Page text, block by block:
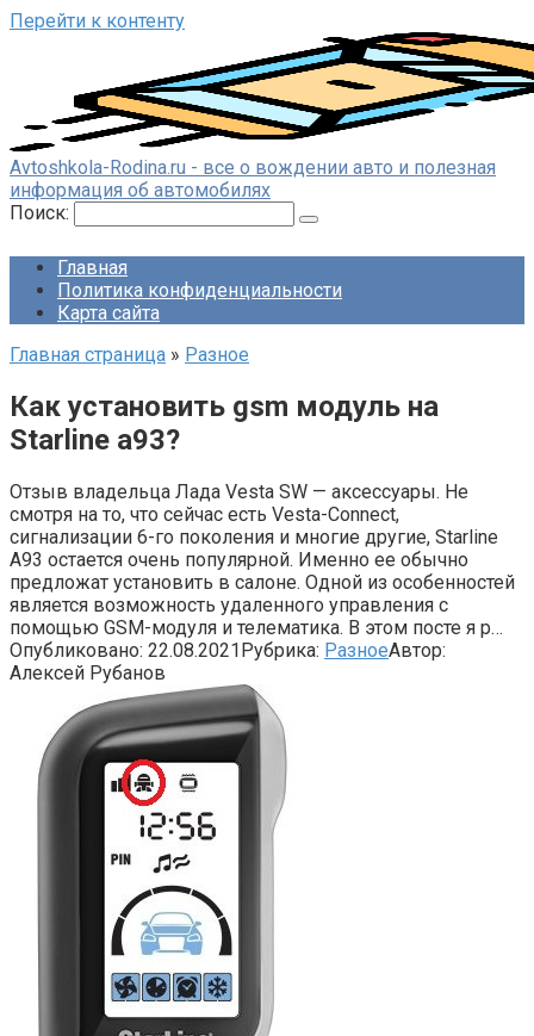
Перейти к контенту
Avtoshkola-Rodina.ru - все о вождении авто и полезная
информация об автомобилях
Поиск:
Главная
Политика конфиденциальности
Карта сайта
Главная страница » Разное
Как установить gsm модуль на
Starline a93?
Отзыв владельца Лада Vesta SW — аксессуары. Не
смотря на то, что сейчас есть Vesta-Connect,
сигнализации 6-го поколения и многие другие, Starline
A93 остается очень популярной. Именно ее обычно
предложат установить в салоне. Одной из особенностей
является возможность удаленного управления с
помощью GSM-модуля и телематика. В этом посте я р…
Опубликовано: 22.08.2021Рубрика: РазноеАвтор:
Алексей Рубанов